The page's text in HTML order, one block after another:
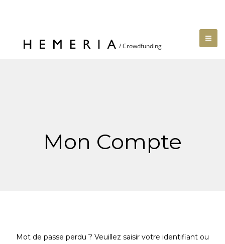
Mon Compte
Mot de passe perdu ? Veuillez saisir votre identifiant ou